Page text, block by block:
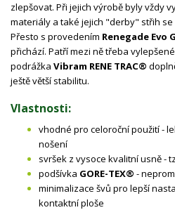
zlepšovat. Při jejich výrobě byly vždy
materiály a také jejich "derby" střih
Přesto s provedením Renegade Evo
přichází. Patří mezi ně třeba
podrážka Vibram RENE TRAC®
ještě větší stabilitu.
Vlastnosti:
vhodné pro celoroční použití -
nošení
svršek z vysoce kvalitní usně -
podšívka GORE-TEX® -
minimalizace švů pro lepší
kontaktní ploše